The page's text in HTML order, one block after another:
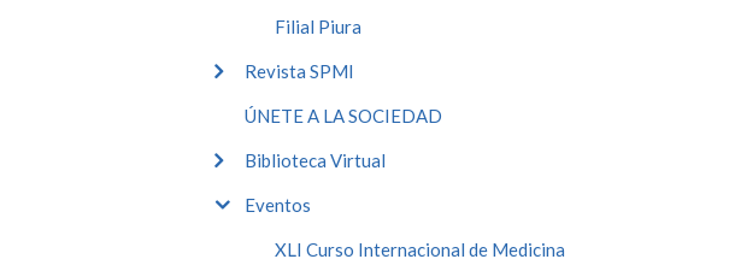
Filial Piura
Revista SPMI
ÚNETE A LA SOCIEDAD
Biblioteca Virtual
Eventos
XLI Curso Internacional de Medicina